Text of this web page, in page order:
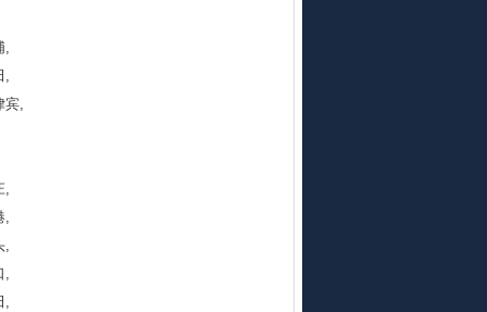
,
,
宾,
,
,
,
,
,